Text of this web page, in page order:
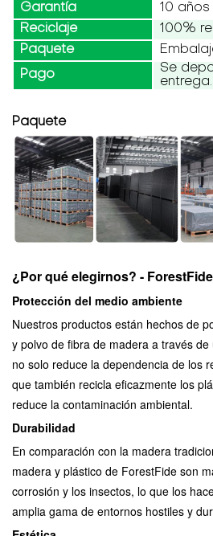
Garantía
10 años
Reciclaje
100%
Paquete
Pago
Se
entrega.
Paquete
¿Por qué elegirnos? - ForestFide
Protección del medio ambiente
Nuestros productos están hechos de
y polvo de fibra de madera a través
no solo reduce la dependencia de los
que también recicla eficazmente los
reduce la contaminación ambiental.
Durabilidad
En comparación con la madera
madera y plástico de ForestFide son
corrosión y los insectos, lo que los
amplia gama de entornos hostiles y